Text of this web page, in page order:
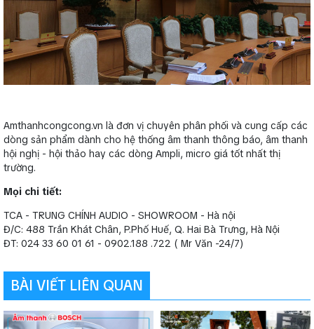
Amthanhcongcong.vn là đơn vị chuyên phân phối và cung cấp các
dòng sản phẩm dành cho hệ thống âm thanh thông báo, âm thanh
hội nghị - hội thảo hay các dòng Ampli, micro giá tốt nhất thị
trường.
Mọi chi tiết:
TCA - TRUNG CHÍNH AUDIO - SHOWROOM - Hà nội
Đ/C: 488 Trần Khát Chân, P.Phố Huế, Q. Hai Bà Trưng, Hà Nội
ĐT: 024 33 60 01 61 - 0902.188 .722 ( Mr Văn -24/7)
BÀI VIẾT LIÊN QUAN